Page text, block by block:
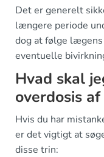
Det er generelt
længere periode
dog at følge
eventuelle
Hvad skal
overdosis
Hvis du har
er det vigtigt at
disse trin: